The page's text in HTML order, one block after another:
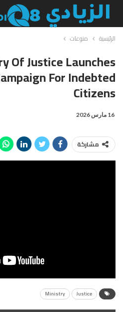
الرئيسية منوعات
Of Justice Launches
For Indebted
Citizens
16 مارس 2026
مشاركة
Justice
Ministry